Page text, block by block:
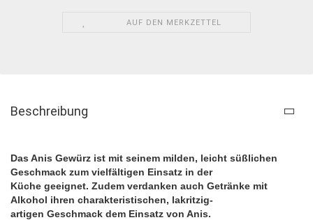
AUF DEN MERKZETTEL
Beschreibung
Das Anis Gewürz ist mit seinem milden, leicht süßlichen
Geschmack zum vielfältigen Einsatz in der
Küche geeignet. Zudem verdanken auch Getränke mit
Alkohol ihren charakteristischen, lakritzig-
artigen Geschmack dem Einsatz von Anis.